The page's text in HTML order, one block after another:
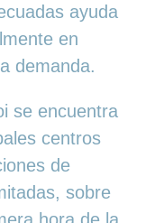
ayuda
en
demanda.
se encuentra
centros
de
sobre
hora de la